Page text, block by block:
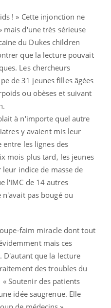
! » Cette injonction ne
mais d'une très sérieuse
du Dukes children
que la lecture pouvait
Les chercheurs
de 31 jeunes filles âgées
ou obèses et suivant
à n'importe quel autre
y avaient mis leur
les lignes des
mois plus tard, les jeunes
indice de masse de
l'IMC de 14 autres
pas bougé ou
faim miracle dont tout
mais ces
que la lecture
des troubles du
Soutenir des patients
idée saugrenue. Elle